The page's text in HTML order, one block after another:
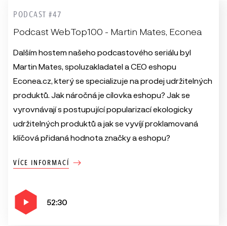
PODCAST #47
Podcast WebTop100 - Martin Mates, Econea
Dalším hostem našeho podcastového seriálu byl
Martin Mates, spoluzakladatel a CEO eshopu
Econea.cz, který se specializuje na prodej udržitelných
produktů. Jak náročná je cílovka eshopu? Jak se
vyrovnávají s postupující popularizací ekologicky
udržitelných produktů a jak se vyvíjí proklamovaná
klíčová přidaná hodnota značky a eshopu?
VÍCE INFORMACÍ
52:30